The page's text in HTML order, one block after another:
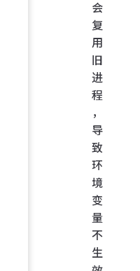
会
复
用
旧
进
程
，
导
致
环
境
变
量
不
生